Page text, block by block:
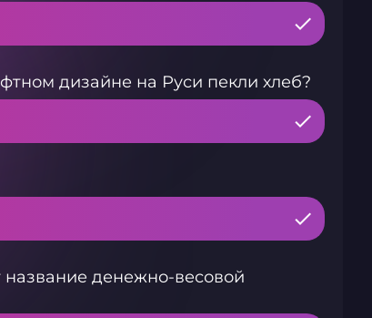
дизайне на Руси пекли хлеб?
название денежно-весовой